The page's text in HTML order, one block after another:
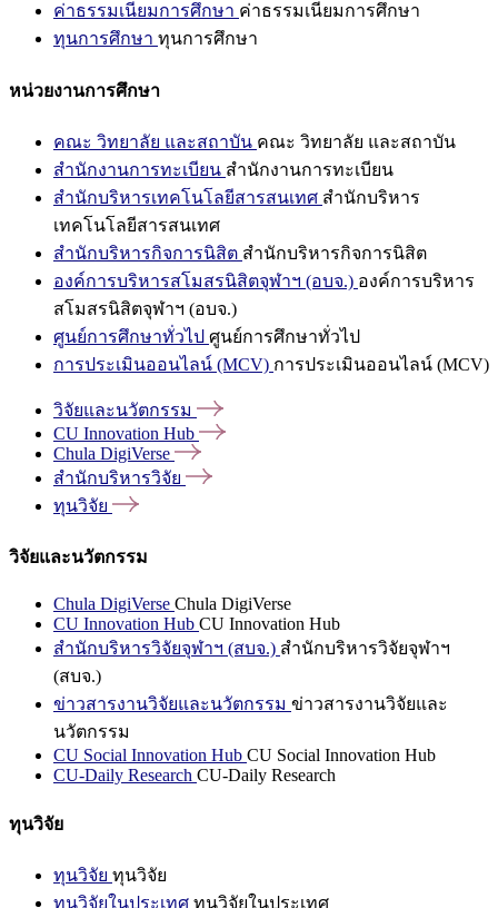
ค่าธรรมเนียมการศึกษา ค่าธรรมเนียมการศึกษา
ทุนการศึกษา ทุนการศึกษา
หน่วยงานการศึกษา
คณะ วิทยาลัย และสถาบัน คณะ วิทยาลัย และสถาบัน
สำนักงานการทะเบียน สำนักงานการทะเบียน
สำนักบริหารเทคโนโลยีสารสนเทศ สำนักบริหาร
เทคโนโลยีสารสนเทศ
สำนักบริหารกิจการนิสิต สำนักบริหารกิจการนิสิต
องค์การบริหารสโมสรนิสิตจุฬาฯ (อบจ.) องค์การบริหาร
สโมสรนิสิตจุฬาฯ (อบจ.)
ศูนย์การศึกษาทั่วไป ศูนย์การศึกษาทั่วไป
การประเมินออนไลน์ (MCV) การประเมินออนไลน์ (MCV)
วิจัยและนวัตกรรม
CU Innovation Hub
Chula DigiVerse
สำนักบริหารวิจัย
ทุนวิจัย
วิจัยและนวัตกรรม
Chula DigiVerse Chula DigiVerse
CU Innovation Hub CU Innovation Hub
สำนักบริหารวิจัยจุฬาฯ (สบจ.) สำนักบริหารวิจัยจุฬาฯ
(สบจ.)
ข่าวสารงานวิจัยและนวัตกรรม ข่าวสารงานวิจัยและ
นวัตกรรม
CU Social Innovation Hub CU Social Innovation Hub
CU-Daily Research CU-Daily Research
ทุนวิจัย
ทุนวิจัย ทุนวิจัย
ทุนวิจัยในประเทศ ทุนวิจัยในประเทศ